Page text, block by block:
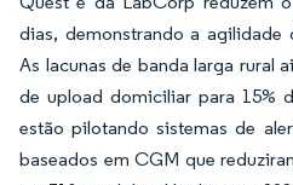
dias, demonstrando a
As lacunas de banda larga rural
de upload domiciliar para 15%
estão pilotando sistemas de
baseados em CGM que